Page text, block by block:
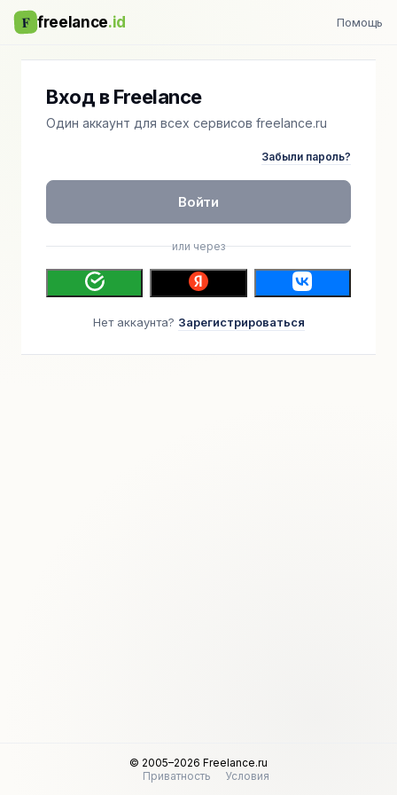
F freelance.id Помощь
Вход в Freelance
Один аккаунт для всех сервисов freelance.ru
Забыли пароль?
Войти
или через
Нет аккаунта? Зарегистрироваться
© 2005–2026 Freelance.ru
Приватность
Условия